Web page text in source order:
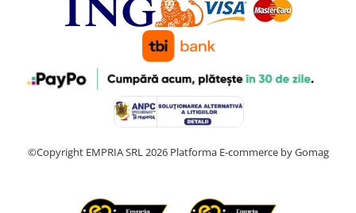
©Copyright EMPRIA SRL 2026 Platforma E-commerce by Gomag